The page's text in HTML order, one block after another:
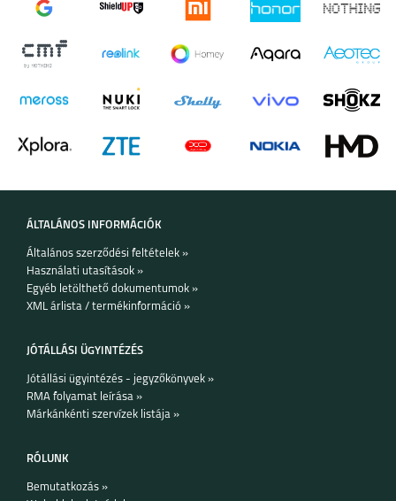
GALAXY TAB S9 FE+
ÁLTALÁNOS INFORMÁCIÓK
Általános szerződési feltételek »
Használati utasítások »
Egyéb letölthető dokumentumok »
XML árlista / termékinformáció »
JÓTÁLLÁSI ÜGYINTÉZÉS
Jótállási ügyintézés - jegyzőkönyvek »
RMA folyamat leírása »
Márkánkénti szervízek listája »
RÓLUNK
Bemutatkozás »